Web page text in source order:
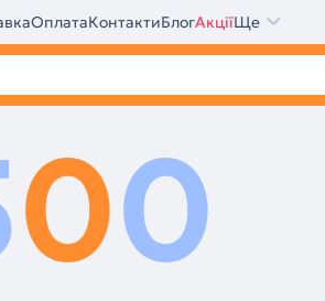
ОплатаКонтактиБлогАкціїЩе
00